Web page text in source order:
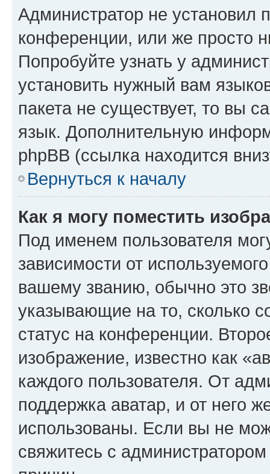
Администратор не установил
конференции, или же просто
Попробуйте узнать у
установить нужный вам
пакета не существует, то вы
язык. Дополнительную
phpBB (ссылка находится
Вернуться к началу
Как я могу поместить
Под именем пользователя
зависимости от
вашему званию, обычно это
указывающие на то, сколько
статус на конференции.
изображение, известно как
каждого пользователя. От
поддержка аватар, и от него
использованы. Если вы не
свяжитесь с